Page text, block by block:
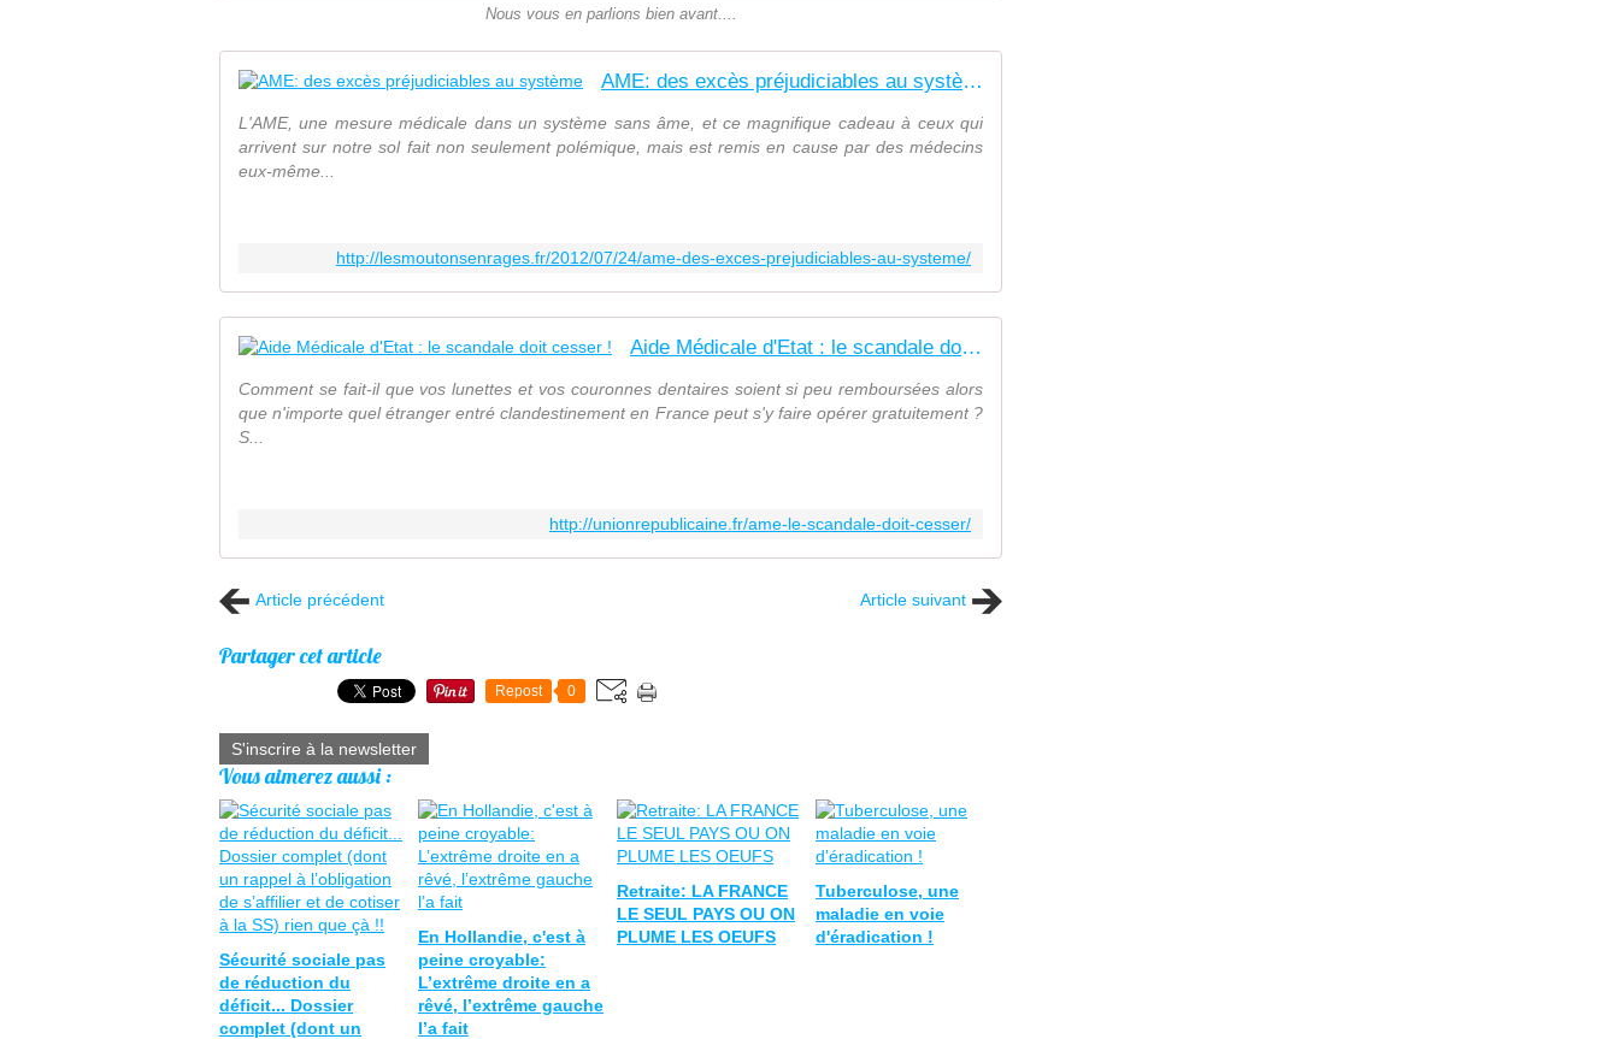
Nous vous en parlions bien avant....
AME: des excès préjudiciables au système
L'AME, une mesure médicale dans un système sans âme, et ce magnifique cadeau à ceux qui
arrivent sur notre sol fait non seulement polémique, mais est remis en cause par des médecins
eux-même...
http://lesmoutonsenrages.fr/2012/07/24/ame-des-exces-prejudiciables-au-systeme/
Aide Médicale d'Etat : le scandale doit cesser !
Comment se fait-il que vos lunettes et vos couronnes dentaires soient si peu remboursées alors
que n'importe quel étranger entré clandestinement en France peut s'y faire opérer gratuitement ?
S...
http://unionrepublicaine.fr/ame-le-scandale-doit-cesser/
Article précédent Article suivant
Partager cet article
Repost 0
S'inscrire à la newsletter
Vous aimerez aussi :
Sécurité sociale pas
de réduction du
déficit... Dossier
complet (dont un
En Hollandie, c'est à
peine croyable:
L’extrême droite en a
rêvé, l’extrême gauche
l’a fait
Retraite: LA FRANCE
LE SEUL PAYS OU ON
PLUME LES OEUFS
Tuberculose, une
maladie en voie
d'éradication !